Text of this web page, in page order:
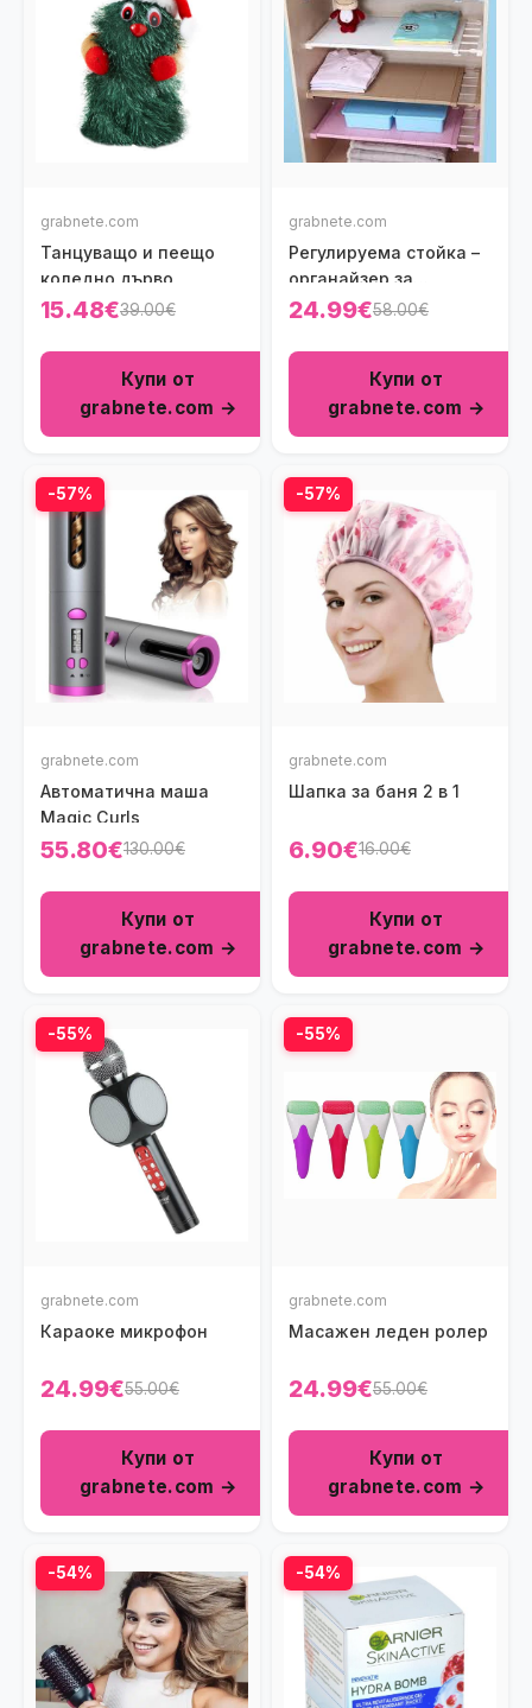
grabnete.com
Танцуващо и пеещо
коледно дърво
15.48€39.00€
Купи от
grabnete.com →
grabnete.com
Регулируема стойка –
органайзер за
гардероб и шкаф
24.99€58.00€
Купи от
grabnete.com →
-57%
grabnete.com
Автоматична маша
Magic Curls
55.80€130.00€
Купи от
grabnete.com →
-57%
grabnete.com
Шапка за баня 2 в 1
6.90€16.00€
Купи от
grabnete.com →
-55%
grabnete.com
Караоке микрофон
24.99€55.00€
Купи от
grabnete.com →
-55%
grabnete.com
Масажен леден ролер
24.99€55.00€
Купи от
grabnete.com →
-54% -54%